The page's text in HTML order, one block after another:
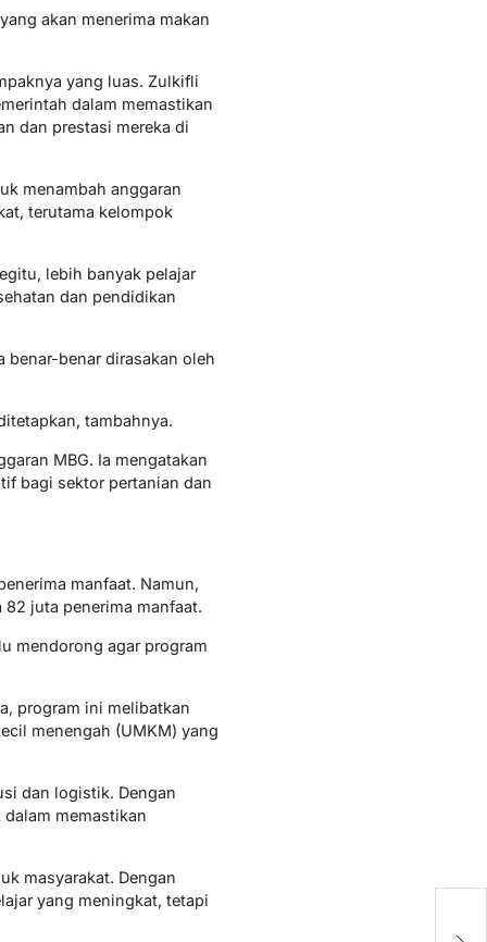
akan menerima makan
yang luas. Zulkifli
dalam memastikan
dan prestasi mereka di
menambah anggaran
terutama kelompok
lebih banyak pelajar
dan pendidikan
benar-benar dirasakan oleh
tambahnya.
MBG. Ia mengatakan
bagi sektor pertanian dan
manfaat. Namun,
juta penerima manfaat.
mendorong agar program
program ini melibatkan
menengah (UMKM) yang
dan logistik. Dengan
memastikan
masyarakat. Dengan
yang meningkat, tetapi